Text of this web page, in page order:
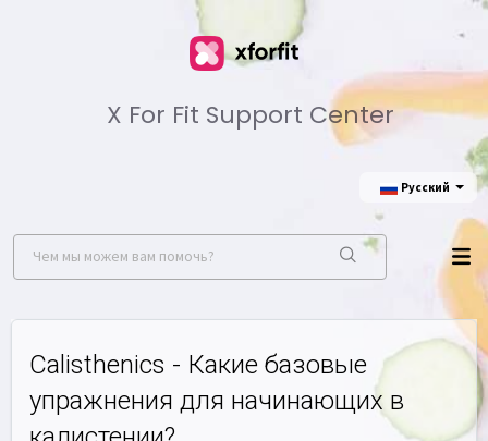
X For Fit Support Center
Русский
Calisthenics - Какие базовые
упражнения для начинающих в